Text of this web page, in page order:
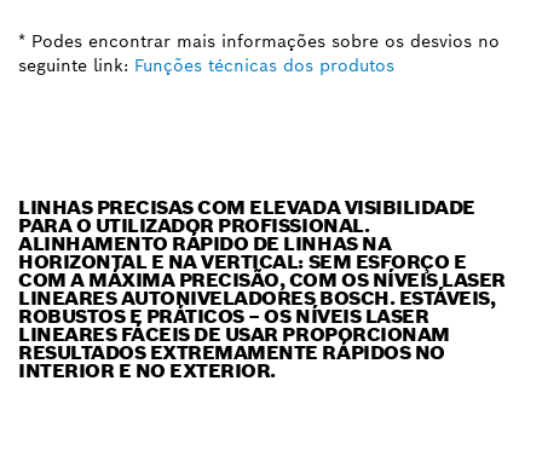
* Podes encontrar mais informações sobre os desvios no
seguinte link: Funções técnicas dos produtos
LINHAS PRECISAS COM ELEVADA VISIBILIDADE
PARA O UTILIZADOR PROFISSIONAL.
ALINHAMENTO RÁPIDO DE LINHAS NA
HORIZONTAL E NA VERTICAL: SEM ESFORÇO E
COM A MÁXIMA PRECISÃO, COM OS NÍVEIS LASER
LINEARES AUTONIVELADORES BOSCH. ESTÁVEIS,
ROBUSTOS E PRÁTICOS – OS NÍVEIS LASER
LINEARES FÁCEIS DE USAR PROPORCIONAM
RESULTADOS EXTREMAMENTE RÁPIDOS NO
INTERIOR E NO EXTERIOR.